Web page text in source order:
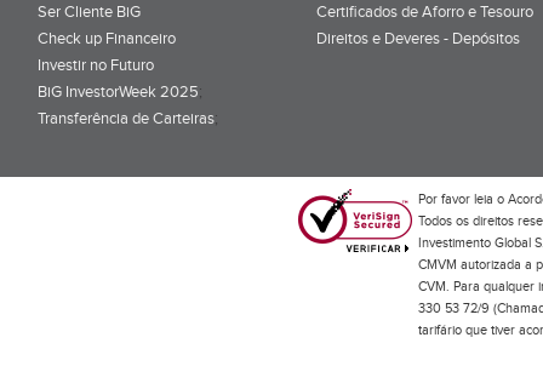
Ser Cliente BiG
Check up Financeiro
Investir no Futuro
BiG InvestorWeek 2025;
Transferência de Carteiras;
Certificados de Aforro e Tesouro
Direitos e Deveres - Depósitos
Por favor leia o
Todos os direitos
Investimento Global
CMVM autorizada a
CVM. Para qualquer
330 53 72/9
tarifário que tiver